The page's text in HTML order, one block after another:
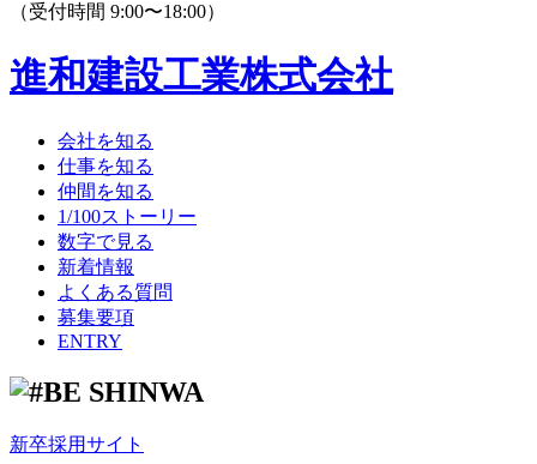
（受付時間 9:00〜18:00）
進和建設工業株式会社
会社を知る
仕事を知る
仲間を知る
1/100ストーリー
数字で見る
新着情報
よくある質問
募集要項
ENTRY
新卒採用サイト